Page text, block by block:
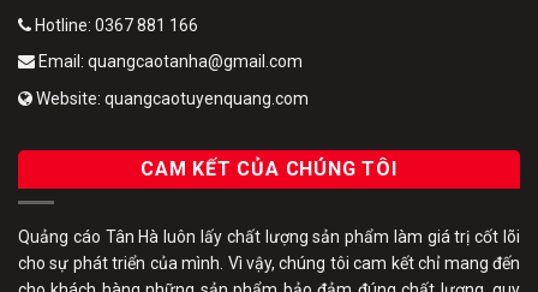
Hotline: 0367 881 166
Email: quangcaotanha@gmail.com
Website: quangcaotuyenquang.com
CAM KẾT CỦA CHÚNG TÔI
Quảng cáo Tân Hà luôn lấy chất lượng sản phẩm làm giá trị cốt lõi
cho sự phát triển của mình. Vì vậy, chúng tôi cam kết chỉ mang đến